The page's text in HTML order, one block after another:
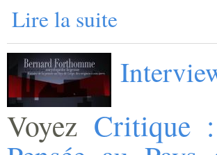
Lire la suite
Voyez Critique